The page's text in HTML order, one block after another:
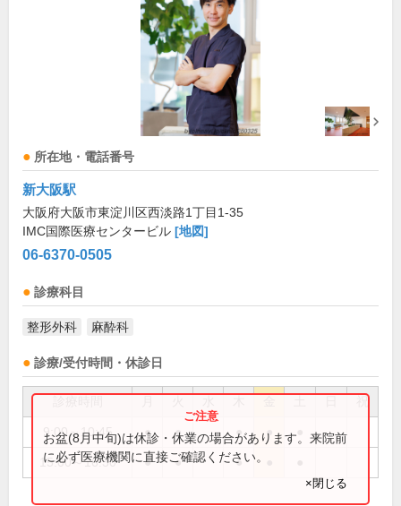
所在地・電話番号
新大阪駅
大阪府大阪市東淀川区西淡路1丁目1-35
IMC国際医療センタービル [地図]
06-6370-0505
診療科目
整形外科 麻酔科
診療/受付時間・休診日
祝
9:00～10:45 ● ● ● ●
15:00～16:30 ● ● ●
お盆(8月中旬)は休診・休業の場合があります。来院前
に必ず医療機関に直接ご確認ください。
×閉じる